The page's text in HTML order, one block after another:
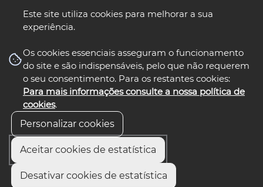
Este site utiliza cookies para melhorar a sua
experiência.
Os cookies essenciais asseguram o funcionamento
do site e são indispensáveis, pelo que não requerem
o seu consentimento. Para os restantes cookies:
Para mais informações consulte a nossa política de
cookies.
Personalizar cookies
Aceitar cookies de estatística
Desativar cookies de estatística
nos select language
Início
TSF - PROGRAMA “AS NOITES NA RIA"